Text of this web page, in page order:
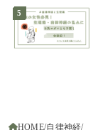
HOME 自律神経